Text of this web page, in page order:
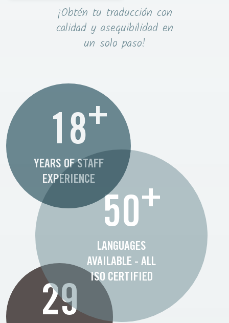
¡Obtén tu traducción con
calidad y asequibilidad en
un solo paso!
29
50+
LANGUAGES
AVAILABLE - ALL
ISO CERTIFIED
18+
YEARS OF STAFF
EXPERIENCE